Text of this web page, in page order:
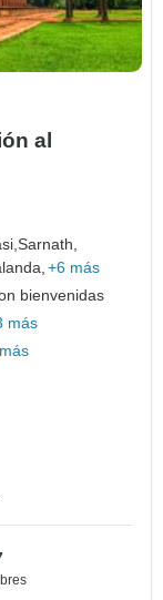
al
Sarnath,
+6 más
bienvenidas
más